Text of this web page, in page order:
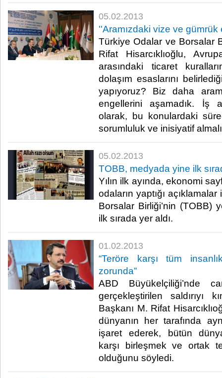
05.02.2013
​''Aramızdaki vize ve gümrük
Türkiye Odalar ve Borsalar
Rifat Hisarcıklıoğlu,
arasındaki ticaret
dolaşım esaslarını
yapıyoruz? Biz daha
engellerini aşamadık. İş
olarak, bu konulardaki
sorumluluk ve inisiyatif
05.02.2013
​TOBB, medyada yine ilk
Yılın ilk ayında, ekonomi
odaların yaptığı
Borsalar Birliği’nin (TOBB)
ilk sırada yer aldı. ​
01.02.2013
​“Teröre karşı tüm
zorunda”
ABD Büyükelçiliği’nde
gerçekleştirilen saldırıyı
Başkanı M. Rifat
dünyanın her tarafında
işaret ederek, bütün
karşı birleşmek ve ortak
olduğunu söyledi. ​